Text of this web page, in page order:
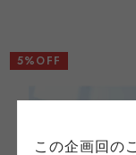
この企画回の
5%OFF
投稿について
れています。
保護方針」に
て」について
ご確認くださ